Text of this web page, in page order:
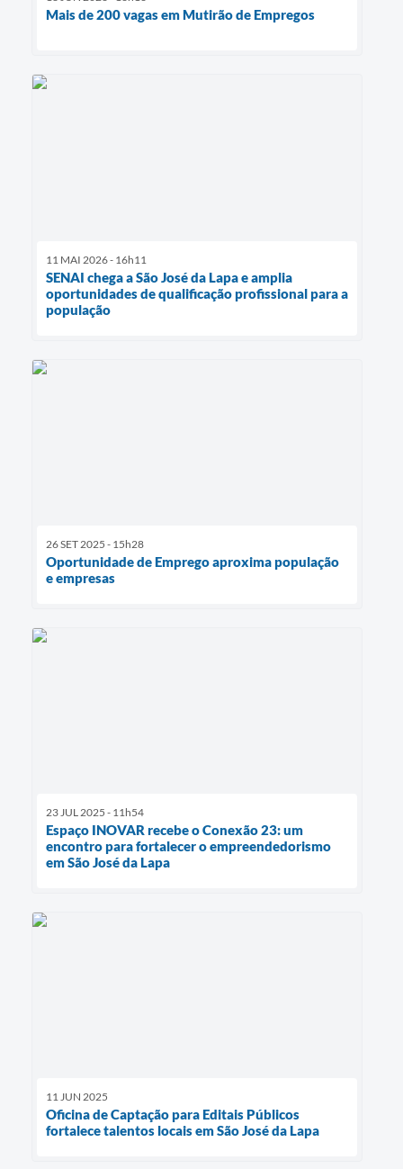
Mais de 200 vagas em Mutirão de Empregos
11 MAI 2026 - 16h11
SENAI chega a São José da Lapa e amplia
oportunidades de qualificação profissional para a
população
26 SET 2025 - 15h28
Oportunidade de Emprego aproxima população
e empresas
23 JUL 2025 - 11h54
Espaço INOVAR recebe o Conexão 23: um
encontro para fortalecer o empreendedorismo
em São José da Lapa
11 JUN 2025
Oficina de Captação para Editais Públicos
fortalece talentos locais em São José da Lapa